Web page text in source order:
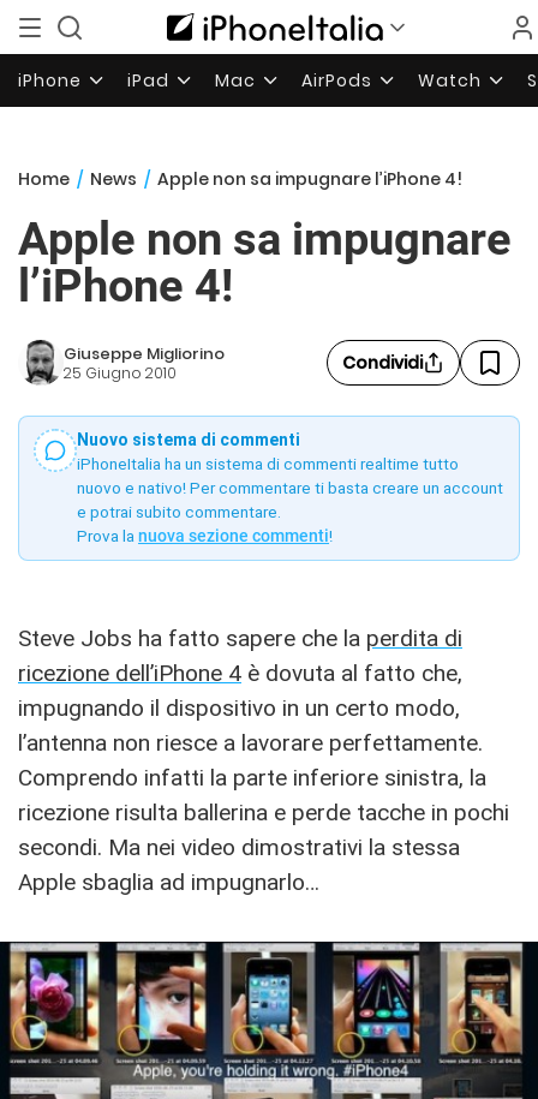
iPhone iPad Mac AirPods Watch
Home / News / Apple non sa impugnare l’iPhone 4!
Apple non sa impugnare
l’iPhone 4!
Giuseppe Migliorino
25 Giugno 2010 Condividi
Nuovo sistema di commenti
iPhoneItalia ha un sistema di commenti realtime tutto
nuovo e nativo! Per commentare ti basta creare un account
e potrai subito commentare.
Prova la nuova sezione commenti!
Steve Jobs ha fatto sapere che la perdita di
ricezione dell’iPhone 4 è dovuta al fatto che,
impugnando il dispositivo in un certo modo,
l’antenna non riesce a lavorare perfettamente.
Comprendo infatti la parte inferiore sinistra, la
ricezione risulta ballerina e perde tacche in pochi
secondi. Ma nei video dimostrativi la stessa
Apple sbaglia ad impugnarlo…